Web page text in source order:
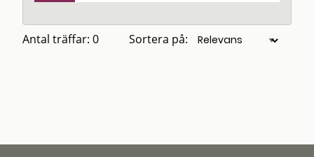
Antal träffar: 0 Sortera på: